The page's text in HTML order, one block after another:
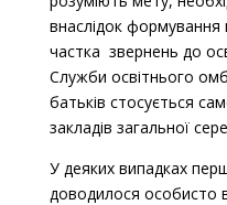
внаслідок формування
частка звернень до
Служби освітнього
батьків стосується
закладів загальної
У деяких випадках
доводилося особисто